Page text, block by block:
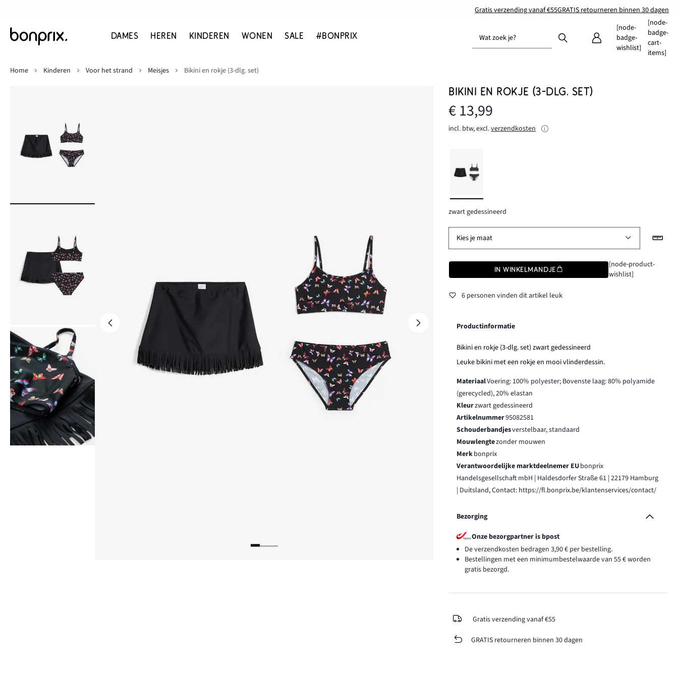
Gratis verzending vanaf €55GRATIS retourneren binnen 30 dagen
DAMES HEREN KINDEREN WONEN SALE #BONPRIX Wat zoek je?
[node-
badge-
wishlist]
[node-
badge-
cart-
items]
Home
Kinderen Voor het strand Meisjes Bikini en rokje (3-dlg. set)
BIKINI EN ROKJE (3-DLG. SET)
€ 13,99
incl. btw, excl.verzendkosten
zwart gedessineerd
Kies je maat
IN WINKELMANDJE
[node-product-
wishlist]
6 personen vinden dit artikel leuk
Productinformatie
Bikini en rokje (3-dlg. set) zwart gedessineerd
Leuke bikini met een rokje en mooi vlinderdessin.
MateriaalVoering: 100% polyester; Bovenste laag: 80% polyamide
(gerecycled), 20% elastan
Kleurzwart gedessineerd
Artikelnummer95082581
Schouderbandjesverstelbaar, standaard
Mouwlengtezonder mouwen
Merkbonprix
Verantwoordelijke marktdeelnemer EUbonprix
Handelsgesellschaft mbH | Haldesdorfer Straße 61 | 22179 Hamburg
| Duitsland, Contact: https://fl.bonprix.be/klantenservices/contact/
Bezorging
Onze bezorgpartner is bpost
De verzendkosten bedragen 3,90 € per bestelling.
Bestellingen met een minimumbestelwaarde van 55 € worden
gratis bezorgd.
Gratis verzending vanaf €55
GRATIS retourneren binnen 30 dagen